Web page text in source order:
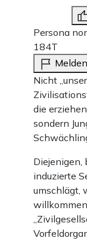
Persona
184T
Melden
Nicht
die
sondern
Diejenigen,
induzierte
umschlägt,